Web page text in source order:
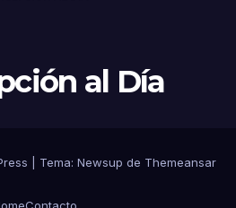
al Día
Tema: Newsup de Themeansar